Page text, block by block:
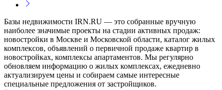
Базы недвижимости IRN.RU — это собранные вручную
наиболее значимые проекты на стадии активных продаж:
новостройки в Москве и Московской области, каталог жилых
комплексов, объявлений о первичной продаже квартир в
новостройках, комплексы апартаментов. Мы регулярно
обновляем информацию о жилых комплексах, ежедневно
актуализируем цены и собираем самые интересные
специальные предложения от застройщиков.